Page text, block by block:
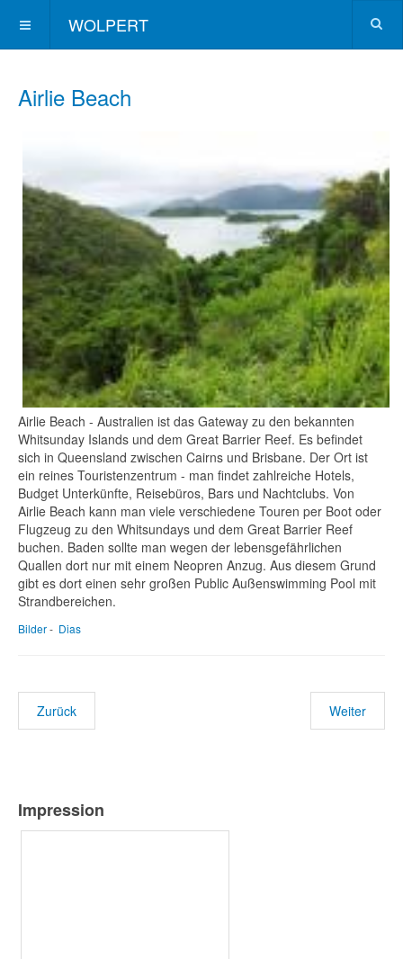
WOLPERT
Airlie Beach
Airlie Beach - Australien ist das Gateway zu den bekannten
Whitsunday Islands und dem Great Barrier Reef. Es befindet
sich in Queensland zwischen Cairns und Brisbane. Der Ort ist
ein reines Touristenzentrum - man findet zahlreiche Hotels,
Budget Unterkünfte, Reisebüros, Bars und Nachtclubs. Von
Airlie Beach kann man viele verschiedene Touren per Boot oder
Flugzeug zu den Whitsundays und dem Great Barrier Reef
buchen. Baden sollte man wegen der lebensgefährlichen
Quallen dort nur mit einem Neopren Anzug. Aus diesem Grund
gibt es dort einen sehr großen Public Außenswimming Pool mit
Strandbereichen.
Bilder- Dias
Zurück Weiter
Impression